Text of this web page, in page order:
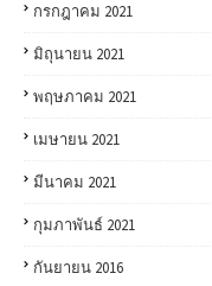
กรกฎาคม 2021
มิถุนายน 2021
พฤษภาคม 2021
เมษายน 2021
มีนาคม 2021
กุมภาพันธ์ 2021
กันยายน 2016